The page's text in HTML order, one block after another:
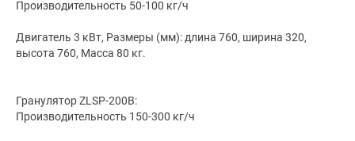
Производительность 50-100 кг/ч
Двигатель 3 кВт, Размеры (мм): длина 760, ширина 320,
высота 760, Масса 80 кг.
Гранулятор ZLSP-200B:
Производительность 150-300 кг/ч